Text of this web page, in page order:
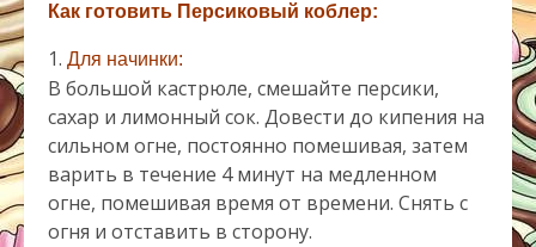
Как готовить Персиковый коблер:
1. Для начинки:
В большой кастрюле, смешайте персики,
сахар и лимонный сок. Довести до кипения на
сильном огне, постоянно помешивая, затем
варить в течение 4 минут на медленном
огне, помешивая время от времени. Снять с
огня и отставить в сторону.